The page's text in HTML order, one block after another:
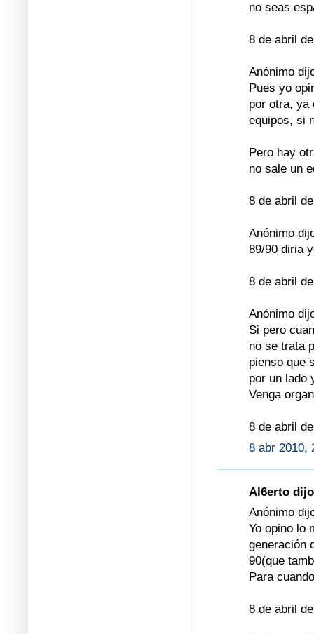
no seas
8 de abril
Anónimo
Pues yo
por otra, ya
equipos, si
Pero hay
no sale un
8 de abril
Anónimo
89/90 diria
8 de abril
Anónimo
Si pero
no se trata
pienso que
por un lado
Venga
8 de abril
8 abr 2010,
Al6erto
Anónimo
Yo opino lo
generación
90(que
Para
8 de abril